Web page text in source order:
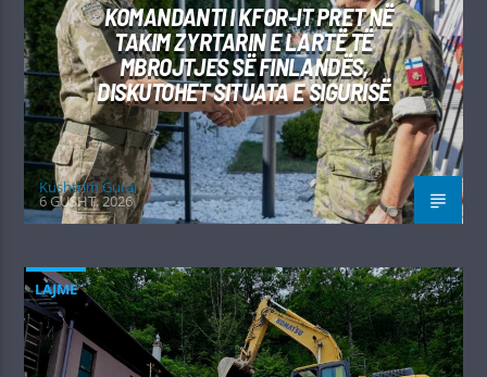
KOMANDANTI I KFOR-IT PRET NË
TAKIM ZYRTARIN E LARTË TË
MBROJTJES SË FINLANDËS,
DISKUTOHET SITUATA E SIGURISË
Kushtrim Guraj
6 GUSHT, 2026
LAJME